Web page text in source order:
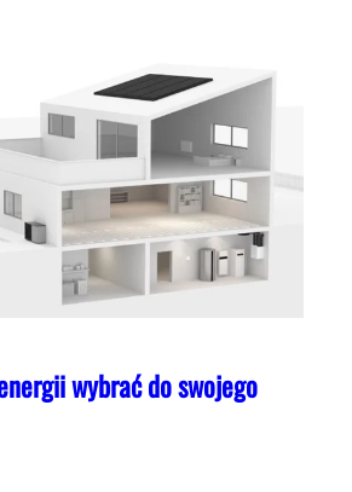
wybrać do swojego